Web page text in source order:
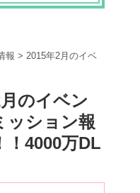
報 > 2015年2月のイベ
のイベン
ッション報
！4000万DL